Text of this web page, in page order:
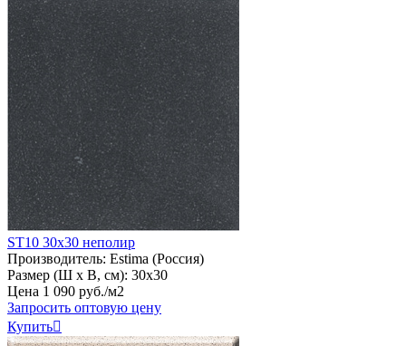
ST10 30х30 неполир
Производитель: Estima (Россия)
Размер (Ш х В, см): 30х30
Цена 1 090 руб./м2
Запросить оптовую цену
Купить